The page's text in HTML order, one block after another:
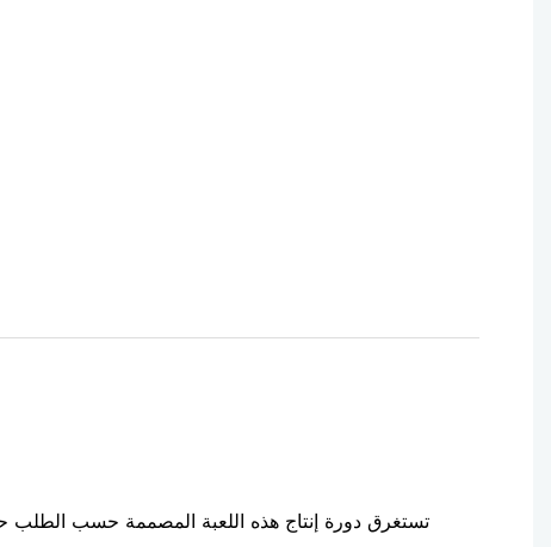
تستغرق دورة إنتاج هذه اللعبة المصممة حسب الطلب